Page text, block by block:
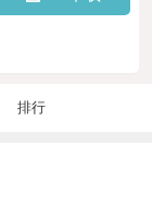
排行